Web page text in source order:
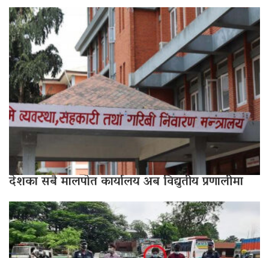
देशका सबै मालपोत कार्यालय अब विद्युतीय प्रणालीमा